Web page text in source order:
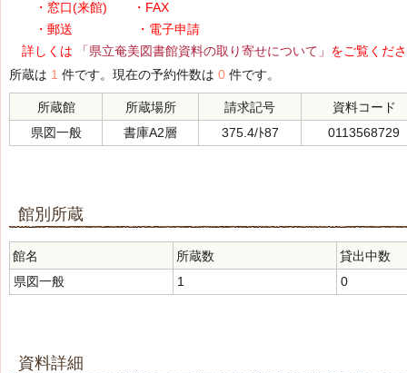
・窓口(来館) ・FAX
・郵送 ・電子申請
詳しくは
「県立奄美図書館資料の取り寄せについて」 をご覧くだ
所蔵は 1 件です。現在の予約件数は 0 件です。
所蔵館 所蔵場所 請求記号
資料コード
県図一般
書庫A2層 375.4/ﾄ87 0113568729
館別所蔵
館名 所蔵数
貸出中数
県図一般
1 0
資料詳細